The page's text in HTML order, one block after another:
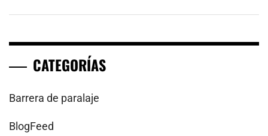
CATEGORÍAS
Barrera de paralaje
BlogFeed